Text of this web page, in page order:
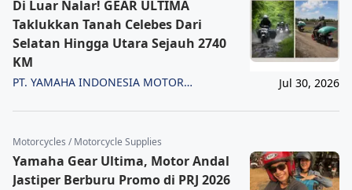
Di Luar Nalar! GEAR ULTIMA
Taklukkan Tanah Celebes Dari
Selatan Hingga Utara Sejauh 2740
KM
PT. YAMAHA INDONESIA MOTOR
Jul 30, 2026
Motorcycles / Motorcycle Supplies
Yamaha Gear Ultima, Motor Andal
Jastiper Berburu Promo di PRJ 2026